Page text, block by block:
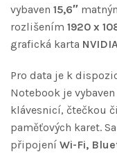
vybaven 15,6″
rozlišením 1920 x
grafická karta
Pro data je k
Notebook je
klávesnicí, čtečkou
paměťových karet.
připojení Wi-Fi,